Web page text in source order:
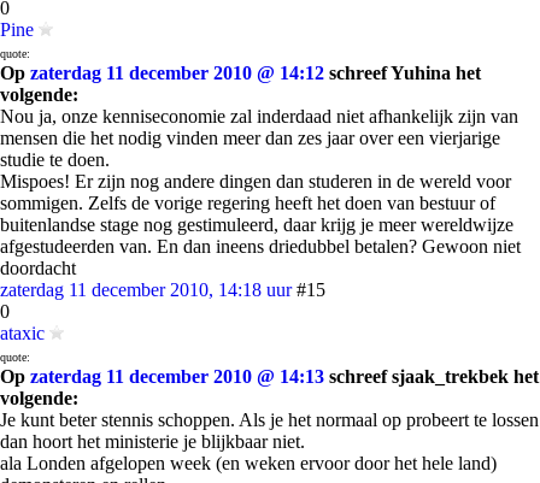
0
Pine
quote:
Op zaterdag 11 december 2010 @ 14:12 schreef Yuhina het
volgende:
Nou ja, onze kenniseconomie zal inderdaad niet afhankelijk zijn van
mensen die het nodig vinden meer dan zes jaar over een vierjarige
studie te doen.
Mispoes! Er zijn nog andere dingen dan studeren in de wereld voor
sommigen. Zelfs de vorige regering heeft het doen van bestuur of
buitenlandse stage nog gestimuleerd, daar krijg je meer wereldwijze
afgestudeerden van. En dan ineens driedubbel betalen? Gewoon niet
doordacht
zaterdag 11 december 2010, 14:18 uur #15
0
ataxic
quote:
Op zaterdag 11 december 2010 @ 14:13 schreef sjaak_trekbek het
volgende:
Je kunt beter stennis schoppen. Als je het normaal op probeert te lossen
dan hoort het ministerie je blijkbaar niet.
ala Londen afgelopen week (en weken ervoor door het hele land)